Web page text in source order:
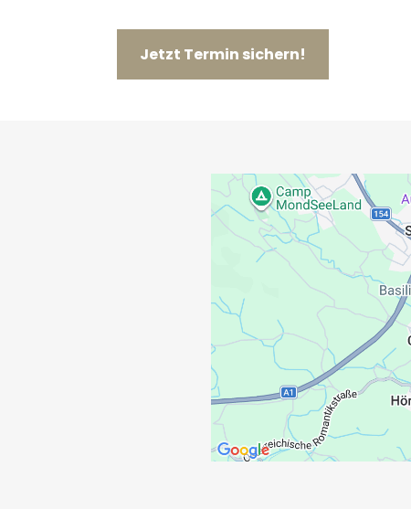
Jetzt Termin sichern!